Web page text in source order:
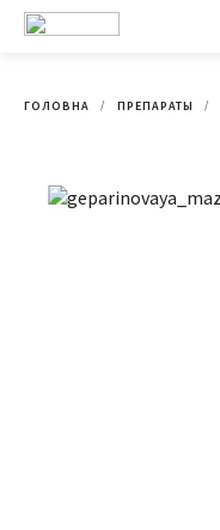
ГОЛОВНА ПРЕПАРАТЫ